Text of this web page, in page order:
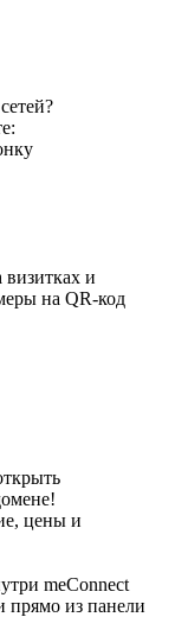
визитках и
на QR-код
цены и
meConnect
прямо из панели